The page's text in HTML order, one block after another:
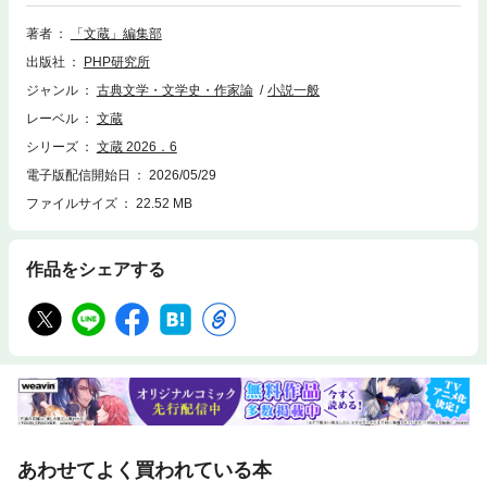
身に沁みる、ほっこりご飯をどうぞ／一度は味わいたい、魅惑の一品はこ
こにある／旅行・散歩のお供に最適！ 地域に根差す数々の名店／「食」
『食べて、寝て、しあわせ？』簡単ガイド】 【PHPのおすすめ「美味し
いお店」小説】 【連載小説】●諸田玲子 家康の女神2 英勝院の出自を
ねご酒3 撮影を拒否したことで、小鈴の店がネット界隈で炎上してしま
い・・・・・・。 ●村山早紀 天使の箱4 漫画家の梢は、フランスへの
出発の前、羽田空港で途方に暮れていた。 ●嶋津輝 あまあま7 久々に
実家に帰った善吉を待っていたのは、番頭の意外な提案だった。 ●真山
仁 ヘキサグラム8 ジョージ古瀬は、新型爆弾の部外秘資料を写し取
ネマの夜明け13 ついに京都にも空襲が・・・・・・。戦争終結の話をあ
る人から耳にした加世は。 【話題の著者に聞く】●小原晩『風を飼う方
法』エッセイと違って、小説には真実しか書けない
著者
「文蔵」編集部
出版社
PHP研究所
ジャンル
古典文学・文学史・作家論
小説一般
レーベル
文蔵
シリーズ
文蔵 2026．6
電子版配信開始日
2026/05/29
ファイルサイズ
22.52 MB
作品をシェアする
あわせてよく買われている本